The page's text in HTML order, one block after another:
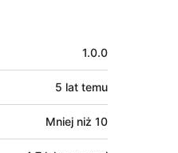
1.0.0
5 lat temu
Mniej niż 10